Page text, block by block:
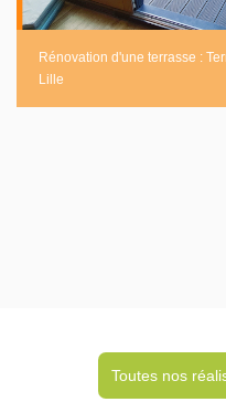
Rénovation d'une terrasse :
Lille
Toutes nos